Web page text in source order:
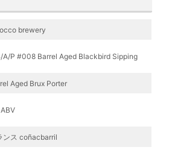
brewery
A/P #008 Barrel Aged Blackbird Sipping
Aged Brux Porter
ンス coñacbarril